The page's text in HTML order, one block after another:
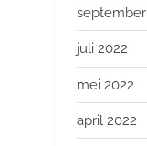
september
juli 2022
mei 2022
april 2022